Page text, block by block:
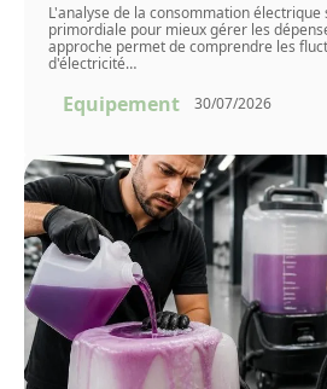
L'analyse de la consommation
primordiale pour mieux gérer les
approche permet de comprendre les
d'électricité…
Equipement 30/07/2026